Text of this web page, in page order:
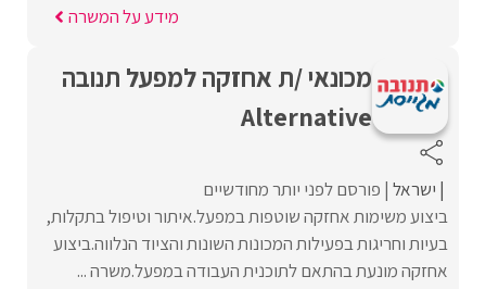
מידע על המשרה
מכונאי /ת אחזקה למפעל תנובה
Alternative
ישראל פורסם לפני יותר מחודשיים
ביצוע משימות אחזקה שוטפות במפעל.איתור וטיפול בתקלות,
בעיות וחריגות בפעילות המכונות השונות והציוד הנלווה.ביצוע
אחזקה מונעת בהתאם לתוכנית העבודה במפעל.משרה ...